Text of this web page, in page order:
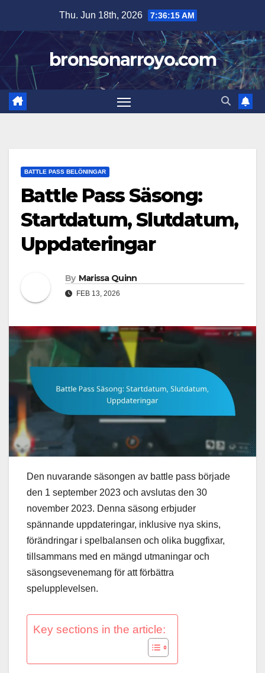
content
Thu. Jun 18th, 2026 7:36:16 AM
bronsonarroyo.com
BATTLE PASS BELÖNINGAR
Battle Pass Säsong:
Startdatum, Slutdatum,
Uppdateringar
By Marissa Quinn
FEB 13, 2026
Den nuvarande säsongen av battle pass började
den 1 september 2023 och avslutas den 30
november 2023. Denna säsong erbjuder
spännande uppdateringar, inklusive nya skins,
förändringar i spelbalansen och olika buggfixar,
tillsammans med en mängd utmaningar och
säsongsevenemang för att förbättra
spelupplevelsen.
Key sections in the article: